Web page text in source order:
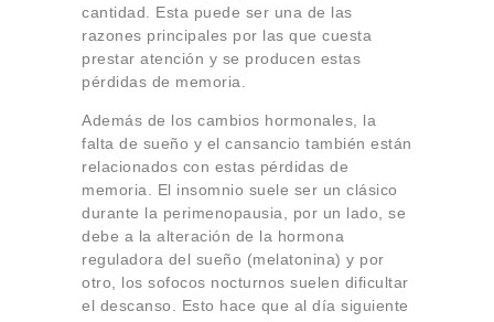
cantidad. Esta puede ser una de las
razones principales por las que cuesta
prestar atención y se producen estas
pérdidas de memoria.
Además de los cambios hormonales, la
falta de sueño y el cansancio también están
relacionados con estas pérdidas de
memoria. El insomnio suele ser un clásico
durante la perimenopausia, por un lado, se
debe a la alteración de la hormona
reguladora del sueño (melatonina) y por
otro, los sofocos nocturnos suelen dificultar
el descanso. Esto hace que al día siguiente